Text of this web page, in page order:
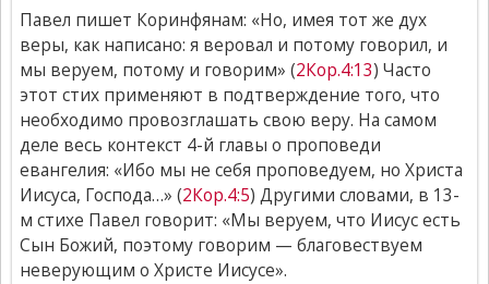
Павел пишет Коринфянам: «Но, имея тот же дух
веры, как написано: я веровал и потому говорил, и
мы веруем, потому и говорим» (2Кор.4:13) Часто
этот стих применяют в подтверждение того, что
необходимо провозглашать свою веру. На самом
деле весь контекст 4-й главы о проповеди
евангелия: «Ибо мы не себя проповедуем, но Христа
Иисуса, Господа…» (2Кор.4:5) Другими словами, в 13-
м стихе Павел говорит: «Мы веруем, что Иисус есть
Сын Божий, поэтому говорим — благовествуем
неверующим о Христе Иисусе».